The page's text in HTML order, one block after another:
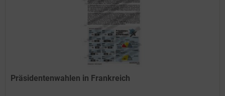
Präsidentenwahlen in Frankreich